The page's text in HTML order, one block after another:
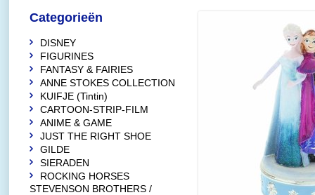
Categorieën
DISNEY
FIGURINES
FANTASY & FAIRIES
ANNE STOKES COLLECTION
KUIFJE (Tintin)
CARTOON-STRIP-FILM
ANIME & GAME
JUST THE RIGHT SHOE
GILDE
SIERADEN
ROCKING HORSES
STEVENSON BROTHERS /